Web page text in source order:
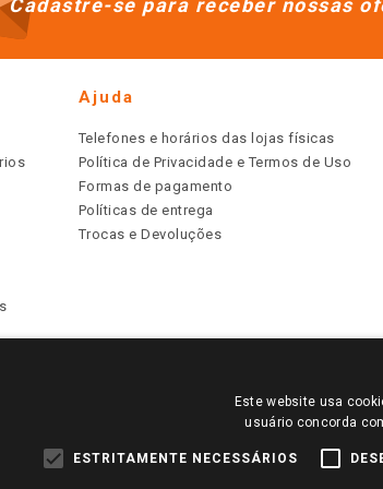
Cadastre-se para receber nossas
Ajuda
Telefones e horários das lojas físicas
Política de Privacidade e Termos de Uso
Formas de pagamento
Políticas de entrega
Trocas e Devoluções
PARA VER OS PREÇOS DA SUA REGIÃO, FAÇA LOGIN E
OS PREÇOS E CONDIÇÕES COMERCIAIS DESTE SITE SÃO
Este website usa
usuário concorda
ESTRITAMENTE NECESSÁRIOS